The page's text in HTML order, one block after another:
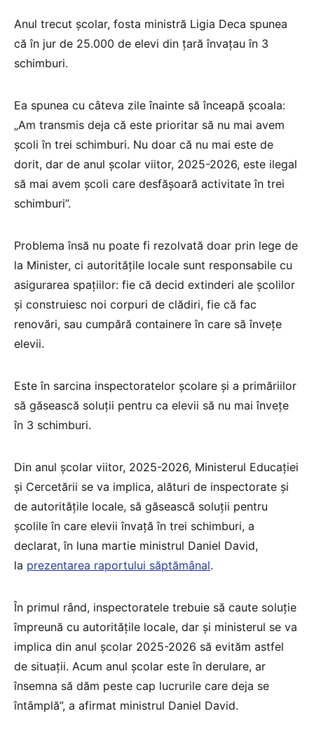
Anul trecut școlar, fosta ministră Ligia Deca spunea
că în jur de 25.000 de elevi din țară învațau în 3
schimburi.
Ea spunea cu câteva zile înainte să înceapă școala:
„Am transmis deja că este prioritar să nu mai avem
școli în trei schimburi. Nu doar că nu mai este de
dorit, dar de anul școlar viitor, 2025-2026, este ilegal
să mai avem școli care desfășoară activitate în trei
schimburi”.
Problema însă nu poate fi rezolvată doar prin lege de
la Minister, ci autoritățile locale sunt responsabile cu
asigurarea spațiilor: fie că decid extinderi ale școlilor
și construiesc noi corpuri de clădiri, fie că fac
renovări, sau cumpără containere în care să învețe
elevii.
Este în sarcina inspectoratelor școlare și a primăriilor
să găsească soluții pentru ca elevii să nu mai învețe
în 3 schimburi.
Din anul școlar viitor, 2025-2026, Ministerul Educației
și Cercetării se va implica, alături de inspectorate și
de autoritățile locale, să găsească soluții pentru
școlile în care elevii învață în trei schimburi, a
declarat, în luna martie ministrul Daniel David,
la prezentarea raportului săptămânal.
În primul rând, inspectoratele trebuie să caute soluție
împreună cu autoritățile locale, dar și ministerul se va
implica din anul școlar 2025-2026 să evităm astfel
de situații. Acum anul școlar este în derulare, ar
însemna să dăm peste cap lucrurile care deja se
întâmplă”, a afirmat ministrul Daniel David.